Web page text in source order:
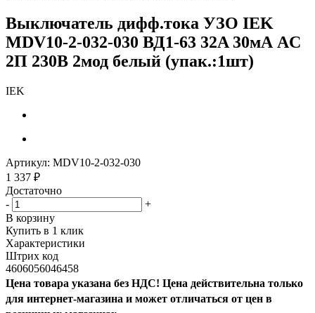
Выключатель дифф.тока УЗО IEK
MDV10-2-032-030 ВД1-63 32A 30мА AC
2П 230В 2мод белый (упак.:1шт)
IEK
Артикул: MDV10-2-032-030
1 337 ₽
Достаточно
-
+
В корзину
Купить в 1 клик
Характеристики
Штрих код
4606056046458
Цена товара указана без НДС! Цена действительна только
для интернет-магазина и может отличаться от цен в